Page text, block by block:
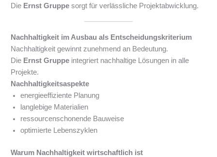
Die Ernst Gruppe sorgt für verlässliche Projektabwicklung.
Nachhaltigkeit im Ausbau als Entscheidungskriterium
Nachhaltigkeit gewinnt zunehmend an Bedeutung.
Die Ernst Gruppe integriert nachhaltige Lösungen in alle
Projekte.
Nachhaltigkeitsaspekte
energieeffiziente Planung
langlebige Materialien
ressourcenschonende Bauweise
optimierte Lebenszyklen
Warum Nachhaltigkeit wirtschaftlich ist